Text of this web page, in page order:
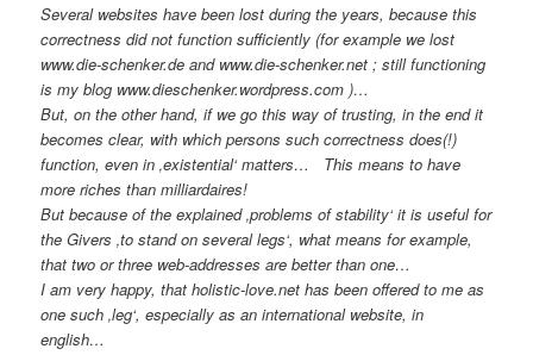
Several websites have been lost during the years, because this
correctness did not function sufficiently (for example we lost
www.die-schenker.de and www.die-schenker.net ; still functioning
is my blog www.dieschenker.wordpress.com )…
But, on the other hand, if we go this way of trusting, in the end it
becomes clear, with which persons such correctness does(!)
function, even in ‚existential‘ matters… This means to have
more riches than milliardaires!
But because of the explained ‚problems of stability‘ it is useful for
the Givers ‚to stand on several legs‘, what means for example,
that two or three web-addresses are better than one…
I am very happy, that holistic-love.net has been offered to me as
one such ‚leg‘, especially as an international website, in
english…